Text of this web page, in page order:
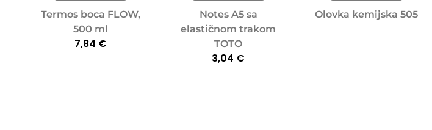
Termos boca FLOW,
500 ml
7,84 €
Notes A5 sa
elastičnom trakom
TOTO
3,04 €
Olovka kemijska 505